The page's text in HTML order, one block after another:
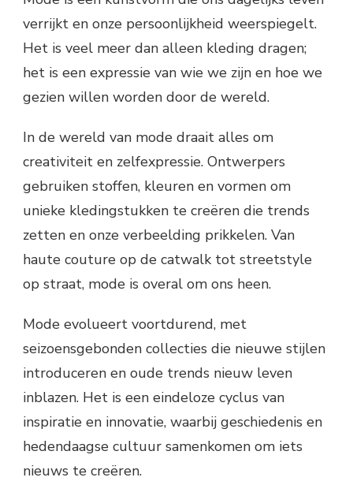
verrijkt en onze persoonlijkheid weerspiegelt.
Het is veel meer dan alleen kleding dragen;
het is een expressie van wie we zijn en hoe we
gezien willen worden door de wereld.
In de wereld van mode draait alles om
creativiteit en zelfexpressie. Ontwerpers
gebruiken stoffen, kleuren en vormen om
unieke kledingstukken te creëren die trends
zetten en onze verbeelding prikkelen. Van
haute couture op de catwalk tot streetstyle
op straat, mode is overal om ons heen.
Mode evolueert voortdurend, met
seizoensgebonden collecties die nieuwe stijlen
introduceren en oude trends nieuw leven
inblazen. Het is een eindeloze cyclus van
inspiratie en innovatie, waarbij geschiedenis en
hedendaagse cultuur samenkomen om iets
nieuws te creëren.